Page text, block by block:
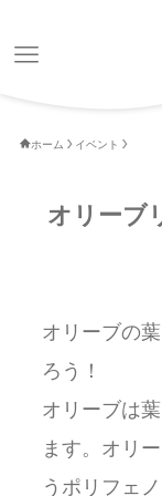
ホーム イベント
オリーブ
オリーブの
ろう！
オリーブは
ます。オリ
うポリフェ